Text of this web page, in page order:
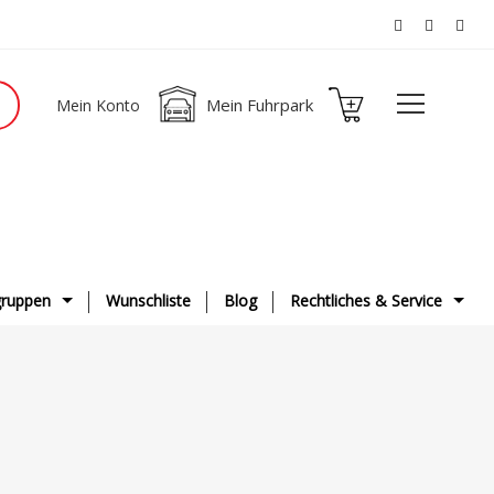
Mein Konto Mein Fuhrpark
Wunschliste Blog Rechtliches & Service